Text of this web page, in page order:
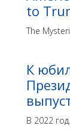
to
The
К
В 2022 год...